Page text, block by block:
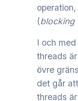
(blocking
I och
threads
övre
det går
threads